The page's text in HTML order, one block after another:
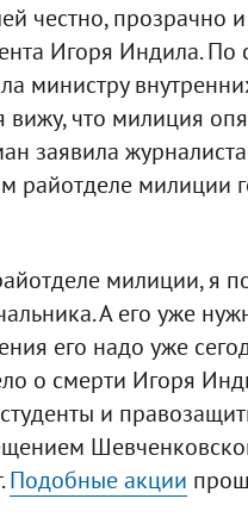
честно, прозрачно
Игоря Индила.
министру
что милиция
заявила
райотделе милиции
милиции, я
А его уже
его надо уже
о смерти Игоря
и
Подобные акции